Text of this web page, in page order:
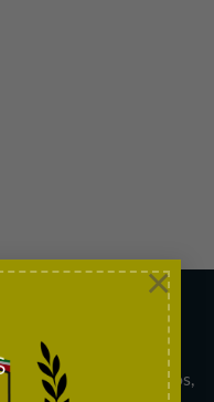
×
de nuevos productos,